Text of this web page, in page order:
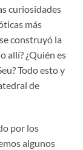
curiosidades
más
construyó la
allí? ¿Quién es
Todo esto y
de
por los
algunos